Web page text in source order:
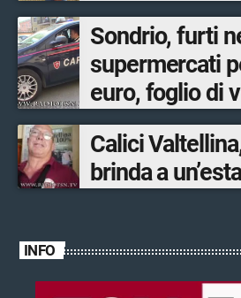
Sondrio, furti
supermercati
euro, foglio di
ventinovenne
Calici
brinda a
INFO